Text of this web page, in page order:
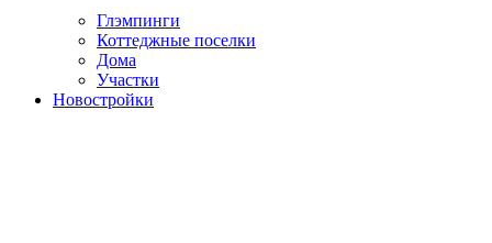
Глэмпинги
Коттеджные поселки
Дома
Участки
Новостройки